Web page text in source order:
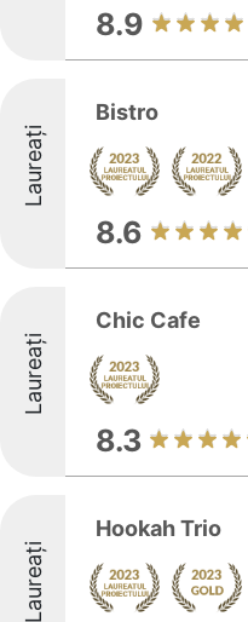
8.9
Laureați
Bistro
8.6
Laureați
Chic Cafe
8.3
Laureați
Hookah Trio